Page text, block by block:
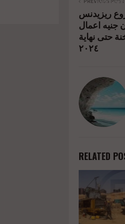
PREVIOUS POST
ريزيدنس
٧٥٠ مليون جنيه اعمال
حتى نهاية
٢٠٢٤
RELATED